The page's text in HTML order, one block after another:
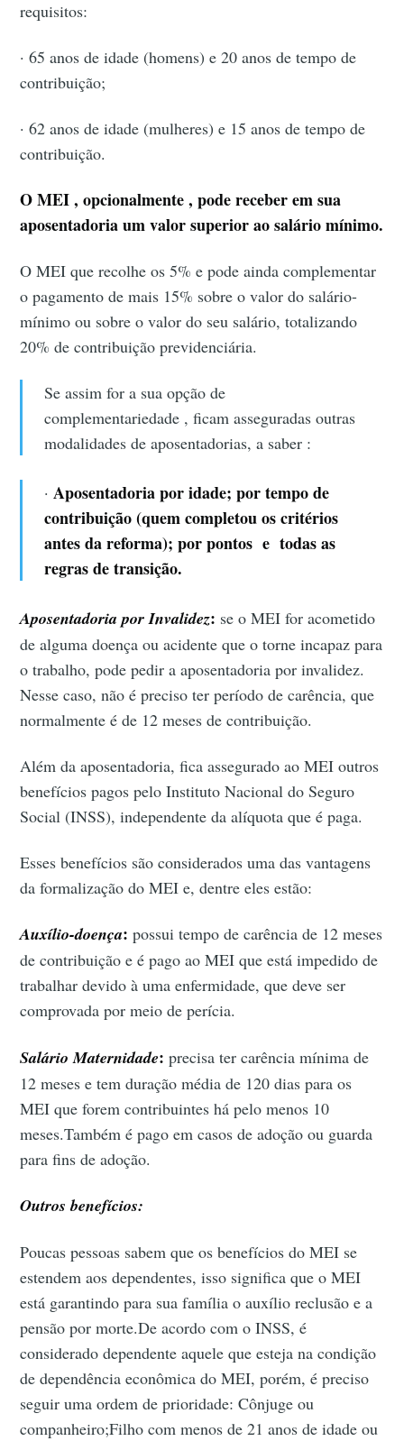
requisitos:
· 65 anos de idade (homens) e 20 anos de tempo de
contribuição;
· 62 anos de idade (mulheres) e 15 anos de tempo de
contribuição.
O MEI , opcionalmente , pode receber em sua
aposentadoria um valor superior ao salário mínimo.
O MEI que recolhe os 5% e pode ainda complementar
o pagamento de mais 15% sobre o valor do salário-
mínimo ou sobre o valor do seu salário, totalizando
20% de contribuição previdenciária.
Se assim for a sua opção de
complementariedade , ficam asseguradas outras
modalidades de aposentadorias, a saber :
· Aposentadoria por idade; por tempo de
contribuição (quem completou os critérios
antes da reforma); por pontos e todas as
regras de transição.
Aposentadoria por Invalidez: se o MEI for acometido
de alguma doença ou acidente que o torne incapaz para
o trabalho, pode pedir a aposentadoria por invalidez.
Nesse caso, não é preciso ter período de carência, que
normalmente é de 12 meses de contribuição.
Além da aposentadoria, fica assegurado ao MEI outros
benefícios pagos pelo Instituto Nacional do Seguro
Social (INSS), independente da alíquota que é paga.
Esses benefícios são considerados uma das vantagens
da formalização do MEI e, dentre eles estão:
Auxílio-doença: possui tempo de carência de 12 meses
de contribuição e é pago ao MEI que está impedido de
trabalhar devido à uma enfermidade, que deve ser
comprovada por meio de perícia.
Salário Maternidade:precisa ter carência mínima de
12 meses e tem duração média de 120 dias para os
MEI que forem contribuintes há pelo menos 10
meses.Também é pago em casos de adoção ou guarda
para fins de adoção.
Outros benefícios:
Poucas pessoas sabem que os benefícios do MEI se
estendem aos dependentes, isso significa que o MEI
está garantindo para sua família o auxílio reclusão e a
pensão por morte.De acordo com o INSS, é
considerado dependente aquele que esteja na condição
de dependência econômica do MEI, porém, é preciso
seguir uma ordem de prioridade: Cônjuge ou
companheiro;Filho com menos de 21 anos de idade ou